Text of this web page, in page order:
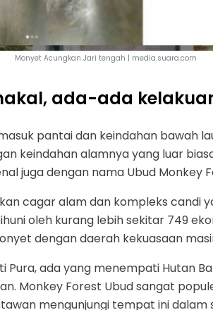
Monyet Acungkan Jari tengah | media.suara.com
ada-ada
pantai dan keindahan bawah
keindahan alamnya yang luar
juga dengan nama Ubud Monkey
cagar alam dan kompleks candi
oleh kurang lebih sekitar 749
dengan daerah kekuasaan
ada yang menempati Hutan
Monkey Forest Ubud sangat
mengunjungi tempat ini dalam